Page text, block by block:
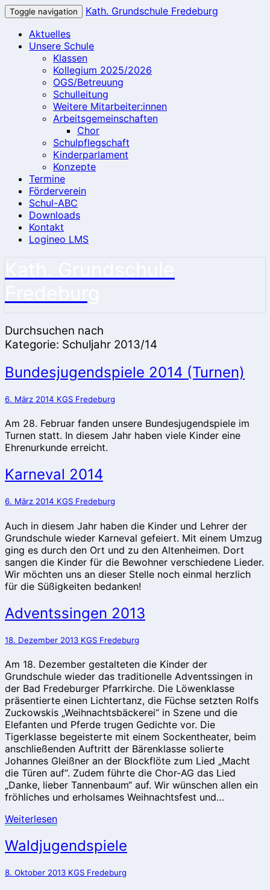
Toggle navigation
Kath. Grundschule Fredeburg
Aktuelles
Unsere Schule
Klassen
Kollegium 2025/2026
OGS/Betreuung
Schulleitung
Weitere Mitarbeiter:innen
Arbeitsgemeinschaften
Chor
Schulpflegschaft
Kinderparlament
Konzepte
Termine
Förderverein
Schul-ABC
Downloads
Kontakt
Logineo LMS
Durchsuchen nach
Kategorie: Schuljahr 2013/14
Bundesjugendspiele
2014
(Turnen)
Bundesjugendspiele 2014 (Turnen)
6. März 2014 KGS Fredeburg
Am 28. Februar fanden unsere Bundesjugendspiele im
Turnen statt. In diesem Jahr haben viele Kinder eine
Ehrenurkunde erreicht.
Karneval
2014
Karneval 2014
6. März 2014 KGS Fredeburg
Auch in diesem Jahr haben die Kinder und Lehrer der
Grundschule wieder Karneval gefeiert. Mit einem Umzug
ging es durch den Ort und zu den Altenheimen. Dort
sangen die Kinder für die Bewohner verschiedene Lieder.
Wir möchten uns an dieser Stelle noch einmal herzlich
für die Süßigkeiten bedanken!
Adventssingen
2013
Adventssingen 2013
18. Dezember 2013 KGS Fredeburg
Am 18. Dezember gestalteten die Kinder der
Grundschule wieder das traditionelle Adventssingen in
der Bad Fredeburger Pfarrkirche. Die Löwenklasse
präsentierte einen Lichtertanz, die Füchse setzten Rolfs
Zuckowskis „Weihnachtsbäckerei“ in Szene und die
Elefanten und Pferde trugen Gedichte vor. Die
Tigerklasse begeisterte mit einem Sockentheater, beim
anschließenden Auftritt der Bärenklasse solierte
Johannes Gleißner an der Blockflöte zum Lied „Macht
die Türen auf“. Zudem führte die Chor-AG das Lied
„Danke, lieber Tannenbaum“ auf. Wir wünschen allen ein
fröhliches und erholsames Weihnachtsfest und…
WeiterlesenWeiterlesen
Waldjugendspiele
Waldjugendspiele
8. Oktober 2013 KGS Fredeburg